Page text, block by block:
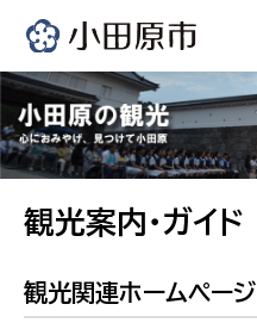
観光案内・ガイド
観光関連ホームページ